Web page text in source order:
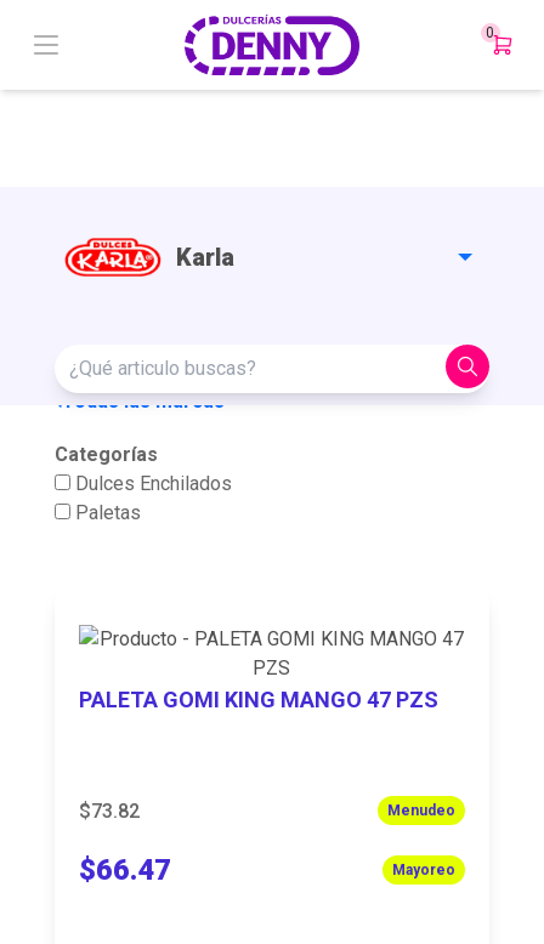
0
Karla
articulo
buscas?
Todas las marcas
Categorías
Dulces Enchilados
Paletas
PALETA GOMI KING MANGO 47 PZS
$73.82 Menudeo
$66.47 Mayoreo